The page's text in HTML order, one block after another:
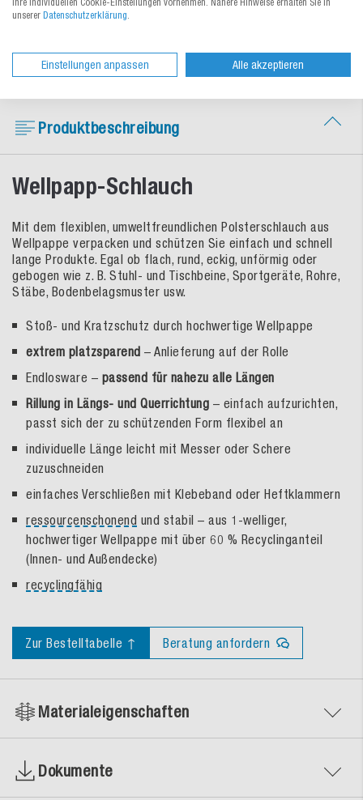
Umfangreiches Lagersortiment sofort
Produktbeschreibung
Wellpapp-Schlauch
Mit dem flexiblen, umweltfreundlichen Polsterschlauch aus
Wellpappe verpacken und schützen Sie einfach und schnell
lange Produkte. Egal ob flach, rund, eckig, unförmig oder
gebogen wie z. B. Stuhl- und Tischbeine, Sportgeräte, Rohre,
Stäbe, Bodenbelagsmuster usw.
Stoß- und Kratzschutz durch hochwertige Wellpappe
extrem platzsparend – Anlieferung auf der Rolle
Endlosware – passend für nahezu alle Längen
Rillung in Längs- und Querrichtung – einfach aufzurichten,
passt sich der zu schützenden Form flexibel an
individuelle Länge leicht mit Messer oder Schere
zuzuschneiden
einfaches Verschließen mit Klebeband oder Heftklammern
ressourcenschonend und stabil – aus 1-welliger,
hochwertiger Wellpappe mit über 60 % Recyclinganteil
(Innen- und Außendecke)
recyclingfähig
Zur Bestelltabelle ↑ Beratung anfordern
Materialeigenschaften
Dokumente
Ihre individuellen Cookie-Einstellungen vornehmen. Nähere Hinweise erhalten Sie in
unserer Datenschutzerklärung.
Einstellungen anpassen Alle akzeptieren